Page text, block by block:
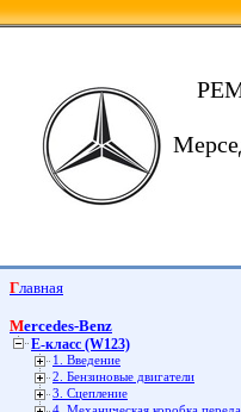
Главная
Mercedes-Benz
E-класс (W123)
1. Введение
2. Бензиновые двигатели
3. Сцепление